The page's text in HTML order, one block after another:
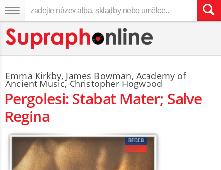
Emma Kirkby, James Bowman, Academy of
Ancient Music, Christopher Hogwood
Pergolesi: Stabat Mater; Salve
Regina